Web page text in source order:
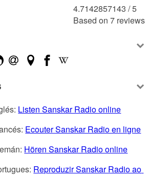
4.7142857143 /5
Based on 7 reviews
Listen Sanskar Radio online
Ecouter Sanskar Radio en ligne
Hören Sanskar Radio online
Reproduzir Sanskar Radio ao